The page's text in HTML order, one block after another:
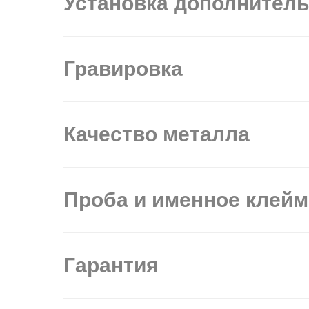
Гравировка
Качество металла
Проба и именное
Гарантия